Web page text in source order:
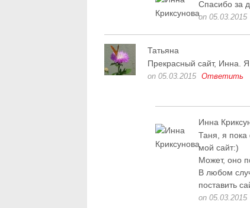
Спасибо за
on 05.03.2015
Татьяна
Прекрасный сайт, Инна.
on 05.03.2015 Ответить
Инна
Таня, я пока
мой сайт:)
Может, оно
В любом
поставить
on 05.03.2015